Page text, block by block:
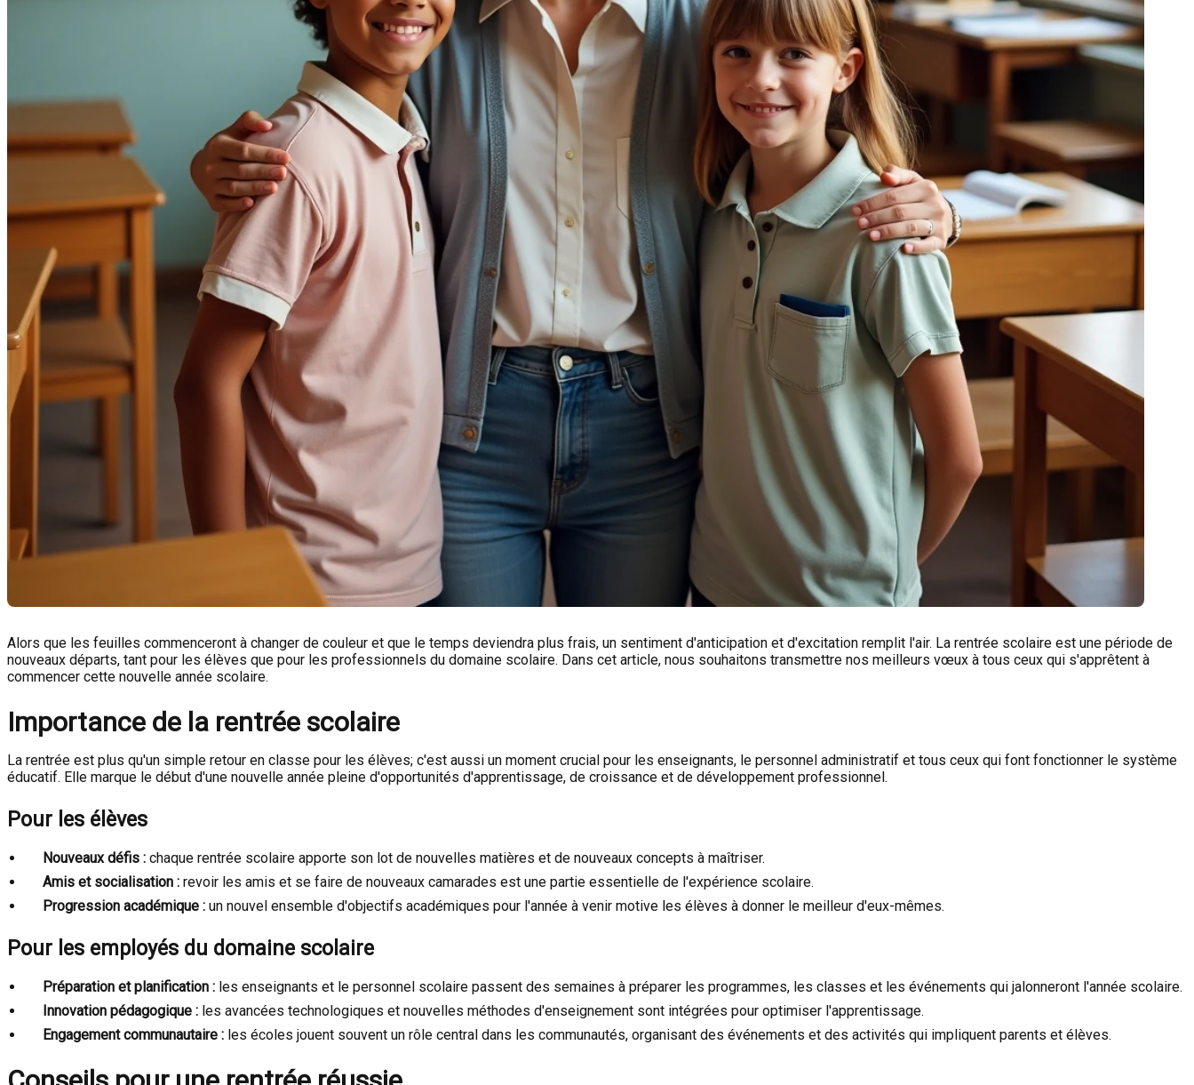
Alors que les feuilles commenceront à changer de couleur et que le temps deviendra plus frais, un sentiment d'anticipation et d'excitation remplit l'air. La rentrée scolaire est une période de
nouveaux départs, tant pour les élèves que pour les professionnels du domaine scolaire. Dans cet article, nous souhaitons transmettre nos meilleurs vœux à tous ceux qui s'apprêtent à
commencer cette nouvelle année scolaire.
Importance de la rentrée scolaire
La rentrée est plus qu'un simple retour en classe pour les élèves; c'est aussi un moment crucial pour les enseignants, le personnel administratif et tous ceux qui font fonctionner le système
éducatif. Elle marque le début d'une nouvelle année pleine d'opportunités d'apprentissage, de croissance et de développement professionnel.
Pour les élèves
Nouveaux défis : chaque rentrée scolaire apporte son lot de nouvelles matières et de nouveaux concepts à maîtriser.
Amis et socialisation : revoir les amis et se faire de nouveaux camarades est une partie essentielle de l'expérience scolaire.
Progression académique : un nouvel ensemble d'objectifs académiques pour l'année à venir motive les élèves à donner le meilleur d'eux-mêmes.
Pour les employés du domaine scolaire
Préparation et planification : les enseignants et le personnel scolaire passent des semaines à préparer les programmes, les classes et les événements qui jalonneront l'année scolaire.
Innovation pédagogique : les avancées technologiques et nouvelles méthodes d'enseignement sont intégrées pour optimiser l'apprentissage.
Engagement communautaire : les écoles jouent souvent un rôle central dans les communautés, organisant des événements et des activités qui impliquent parents et élèves.